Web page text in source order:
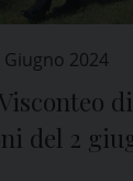
Giugno 2024
del 2